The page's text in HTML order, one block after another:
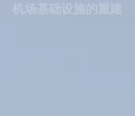
机场基础设施的重建